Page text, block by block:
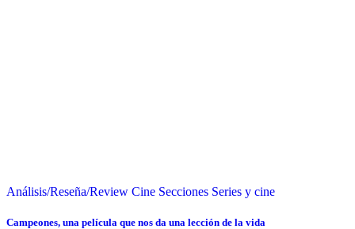
Análisis/Reseña/Review Cine Secciones Series y cine
Campeones, una película que nos da una lección de la vida